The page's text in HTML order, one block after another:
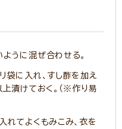
うに混ぜ合わせる。
袋に入れ、すし酢を加え
漬けておく。（※作り易
れてよくもみこみ、衣を